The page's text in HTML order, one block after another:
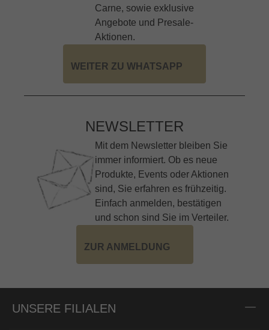
Carne, sowie exklusive
Angebote und Presale-
Aktionen.
WEITER ZU WHATSAPP
NEWSLETTER
Mit dem Newsletter bleiben Sie
immer informiert. Ob es neue
Produkte, Events oder Aktionen
sind, Sie erfahren es frühzeitig.
Einfach anmelden, bestätigen
und schon sind Sie im Verteiler.
ZUR ANMELDUNG
UNSERE FILIALEN